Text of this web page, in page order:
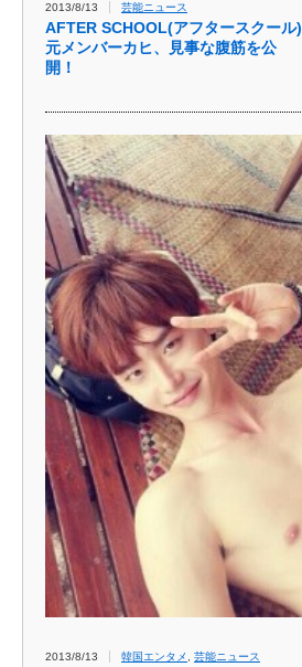
2013/8/13 芸能ニュース
AFTER SCHOOL(アフタースクール)
元メンバーカヒ、見事な腹筋を公
開！
2013/8/13 韓国エンタメ , 芸能ニュース